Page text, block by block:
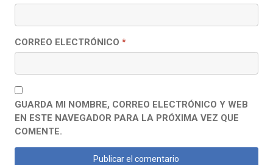
CORREO ELECTRÓNICO *
GUARDA MI NOMBRE, CORREO ELECTRÓNICO Y WEB
EN ESTE NAVEGADOR PARA LA PRÓXIMA VEZ QUE
COMENTE.